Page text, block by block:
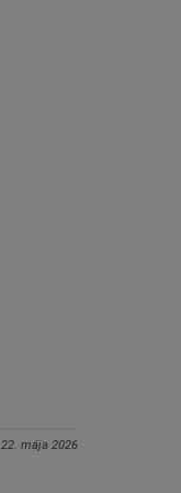
22. mája 2026